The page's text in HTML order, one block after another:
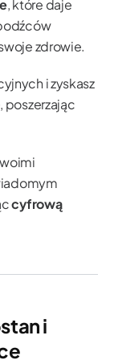
, które daje
zdrowie.
i zyskasz
poszerzając
cyfrową
i